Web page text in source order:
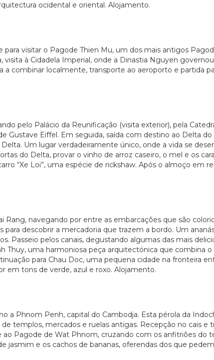
ocidental e oriental. Alojamento.
visitar o Pagode Thien Mu, um dos mais antigos
à Cidadela Imperial, onde a Dinastia Nguyen
a combinar localmente, transporte ao aeroporto e partida
pelo Palácio da Reunificação (visita exterior), pela
Gustave Eiffel. Em seguida, saída com destino ao Delta
Um lugar verdadeiramente único, onde a vida se
do Delta, provar o vinho de arroz caseiro, o mel e os
“Xe Loi”, uma espécie de rickshaw. Após o almoço em
navegando por entre as embarcações que são
para descobrir a mercadoria que trazem a bordo. Um
Passeio pelos canais, degustando algumas das mais
Thuy, uma harmoniosa peça arquitectónica que combina
para Chau Doc, uma pequena cidade na fronteira
em tons de verde, azul e roxo. Alojamento.
a Phnom Penh, capital do Cambodja. Esta pérola da
templos, mercados e ruelas antigas. Recepção no cais e
ao Pagode de Wat Phnom, cruzando com os anfitriões do
jasmim e os cachos de bananas, oferendas dos que